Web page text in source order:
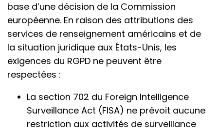
base d’une décision de la Commission
européenne. En raison des attributions des
services de renseignement américains et de
la situation juridique aux États-Unis, les
exigences du RGPD ne peuvent être
respectées :
La section 702 du Foreign Intelligence
Surveillance Act (FISA) ne prévoit aucune
restriction aux activités de surveillance